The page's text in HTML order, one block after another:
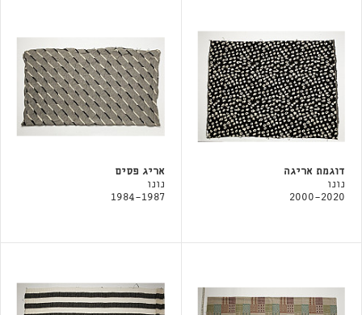
דוגמת אריגה
נונו
2000-2020
אריג פסים
נונו
1984-1987